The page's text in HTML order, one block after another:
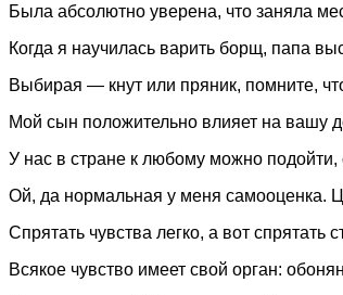
Была абсолютно уверена, что заняла
Когда я научилась варить борщ, папа
Выбирая — кнут или пряник, помните,
Мой сын положительно влияет на вашу
У нас в стране к любому можно подойти,
Ой, да нормальная у меня самооценка.
Спрятать чувства легко, а вот спрятать
Всякое чувство имеет свой орган: